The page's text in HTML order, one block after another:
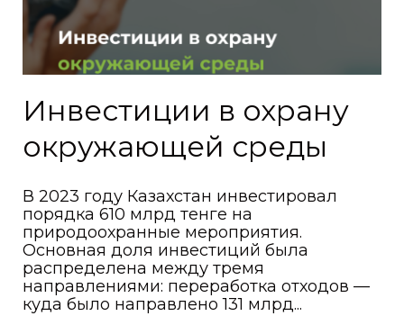
Инвестиции в охрану
окружающей среды
В 2023 году Казахстан инвестировал
порядка 610 млрд тенге на
природоохранные мероприятия.
Основная доля инвестиций была
распределена между тремя
направлениями: переработка отходов —
куда было направлено 131 млрд...